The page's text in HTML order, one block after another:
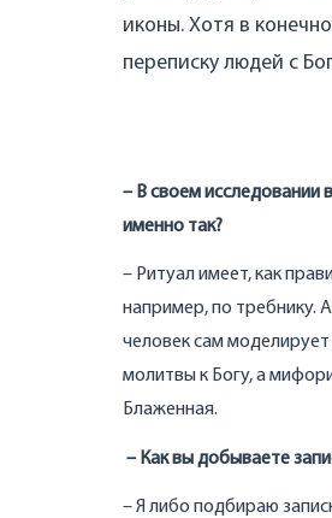
иконы. Хотя в
переписку людей с
–В своем исследовании
именно так?
– Ритуал имеет, как
например, по требнику.
человек сам
молитвы к Богу, а
Блаженная.
–Как вы добываете
– Я либо подбираю